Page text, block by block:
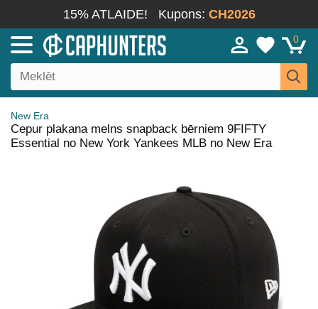
15% ATLAIDE! Kupons: CH2026
0
New Era
Cepur plakana melns snapback bērniem 9FIFTY
Essential no New York Yankees MLB no New Era